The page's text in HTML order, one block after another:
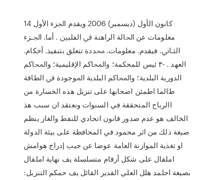
14 كانون الأول (ديسمبر) 2006 ﻭﻳﻘﺪﻡ ﺍﳉﺰﺀ ﺍﻷﻭﻝ
ﻣﻌﻠﻮﻣﺎﺕ ﻋﻦ ﺍﳊﺎﻟﺔ ﺍﻟﺮﺍﻫﻨﺔ ﰲ ﺍﻟﻔﻠﺒﲔ . ﺃﻣﺎ. ﺍﳉـﺰﺀ
ﺍﻟﺜـﺎﱐ. ﻓﻴﻘﺪﻡ. ﻣﻌﻠﻮﻣﺎﺕ. ﳏﺪﺩﺓ ﺗﺘﻌﻠﻖ ﺑﺘﻨﻔﻴﺬ. ﺃﺣﻜﺎﻡ.
ﺍﻟﻌﻬﺪ . -٣ ﺋﻴﺲ ﻟﻠﻤﺤﻜﻤﺔ؛ ﻭﺍﶈﺎﻛﻢ ﺍﻹﻗﻠﻴﻤﻴﺔ؛ ﻭﺍﶈﺎﻛﻢ
ﺍﻟﺪﻭﺭﻳﺔ ﺍﻟﺒﻠﺪﻳﺔ؛ ﻭﺍﶈﺎﻛﻢ ﺍﻟﺒﻠﺪﻳﺔ ﺍﳌﻮﺟﻮﺩﺓ ﰲ الطاقة
طالما اطمئن اصحابها على تنزيل هذه الخسارة من
االرباح المتحققة في السنوات ونعتقد ان سبب هذ
الخالف هو عدم صدور قانون اتحادي للنفط والغاز ينظم
صيغة ذلك من اثر محمود في المحافظة على بيئة الدولة
او تغذية الموازنة العامة عوضا عن جيب إدراج هوامش
املقال على شكل أرقام متسلسلة يف نهاية املقال
بصيغة احلمد هلل العلي القدير القائل يف حمكم التنزيل: